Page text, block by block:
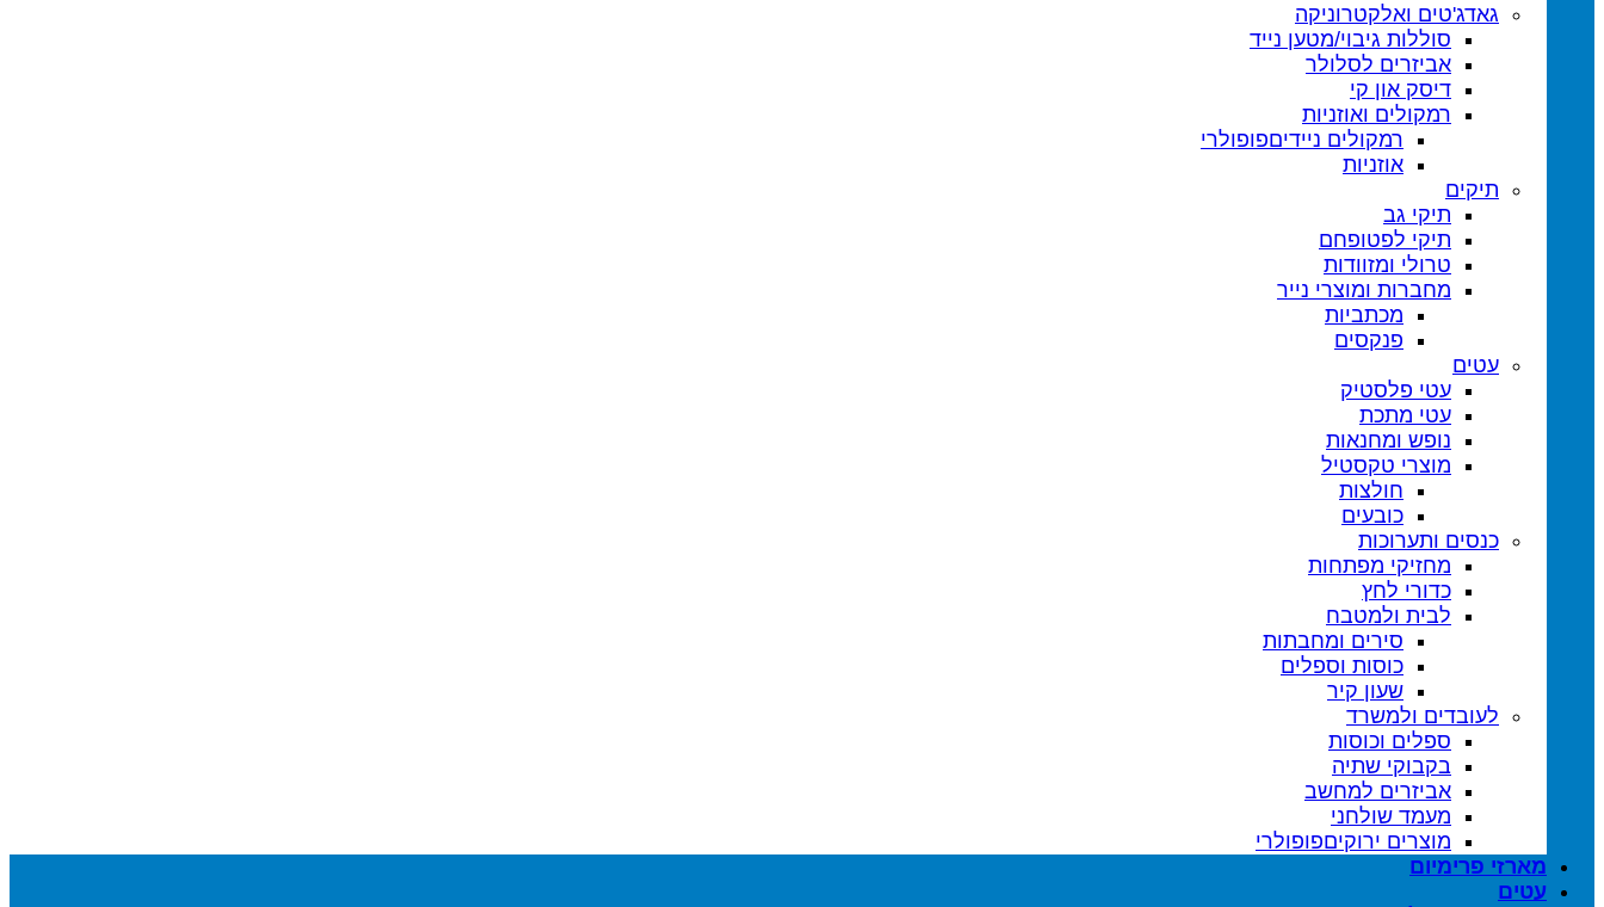
גאדג'טים ואלקטרוניקה
סוללות גיבוי/מטען נייד
אביזרים לסלולר
דיסק און קי
רמקולים ואוזניות
רמקולים ניידים
אוזניות
תיקים
תיקי גב
תיקי לפטופ
טרולי ומזוודות
מחברות ומוצרי נייר
מכתביות
פנקסים
עטים
עטי פלסטיק
עטי מתכת
נופש ומחנאות
מוצרי טקסטיל
חולצות
כובעים
כנסים ותערוכות
מחזיקי מפתחות
כדורי לחץ
לבית ולמטבח
סירים ומחבתות
כוסות וספלים
שעון קיר
לעובדים ולמשרד
ספלים וכוסות
בקבוקי שתיה
אביזרים למחשב
מעמד שולחני
מוצרים ירוקים
מארזי פרימיום
עטים